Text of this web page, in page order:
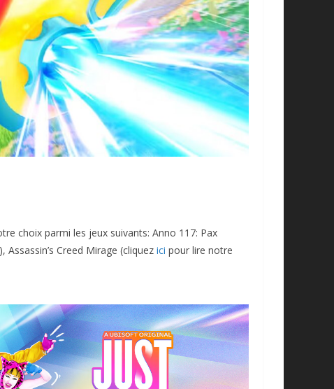
choix parmi les jeux suivants: Anno 117: Pax
Creed Mirage (cliquez ici pour lire notre